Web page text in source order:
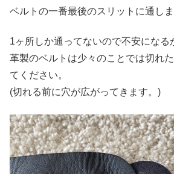
ベルトの一番最後のスリットに通しま
1ヶ所しか通ってないので不安になる
革製のベルトは少々のことでは切れ
てください。
(切れる前に穴が広がってきます。)